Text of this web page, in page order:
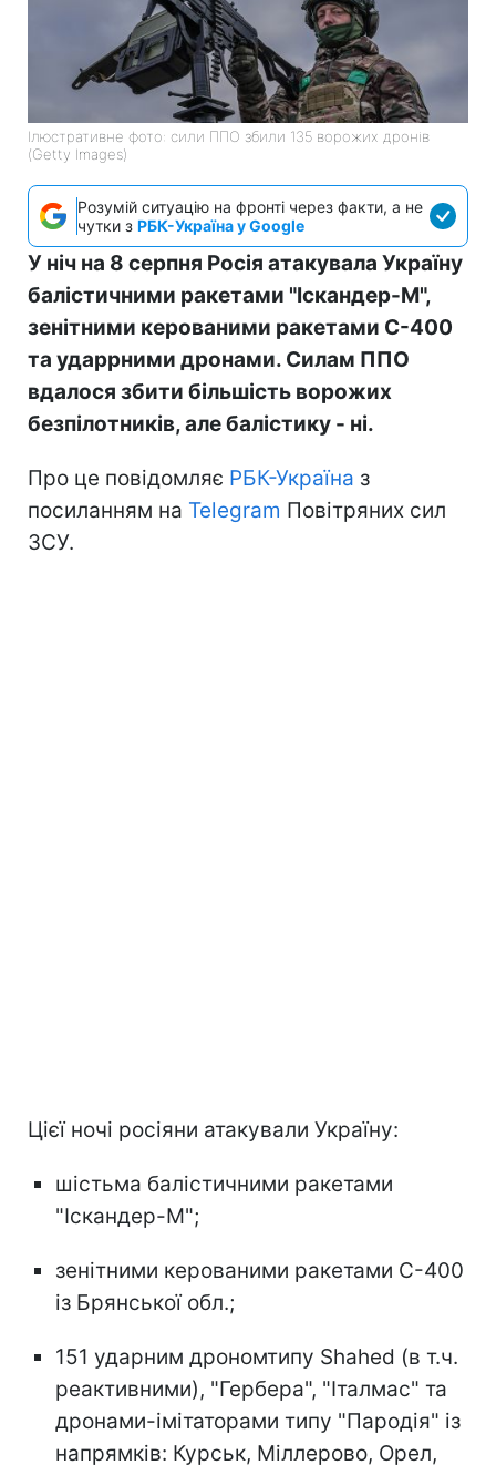
Ілюстративне фото: сили ППО збили 135 ворожих дронів
(Getty Images)
Розумій ситуацію на фронті через факти, а не
чутки з РБК-Україна у Google
У ніч на 8 серпня Росія атакувала Україну
балістичними ракетами "Іскандер-М",
зенітними керованими ракетами С-400
та ударрними дронами. Силам ППО
вдалося збити більшість ворожих
безпілотників, але балістику - ні.
Про це повідомляє РБК-Україна з
посиланням на Telegram Повітряних сил
ЗСУ.
Цієї ночі росіяни атакували Україну:
шістьма балістичними ракетами
"Іскандер-М";
зенітними керованими ракетами С-400
із Брянської обл.;
151 ударним дрономтипу Shahed (в т.ч.
реактивними), "Гербера", "Італмас" та
дронами-імітаторами типу "Пародія" із
напрямків: Курськ, Міллерово, Орел,